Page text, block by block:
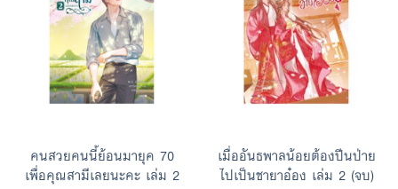
Add to
Wishlist
คนสวยคนนี้ย้อนมายุค 70
เพื่อคุณสามีเลยนะคะ เล่ม 2
Add to
Wishlist
เมื่ออันธพาลน้อยต้องปีนป่าย
ไปเป็นชายาอ๋อง เล่ม 2 (จบ)